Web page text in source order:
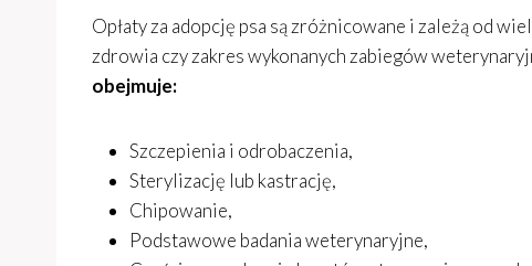
Opłaty za adopcję psa są zróżnicowane i zależą od
zdrowia czy zakres wykonanych zabiegów
obejmuje:
Szczepienia i odrobaczenia,
Sterylizację lub kastrację,
Chipowanie,
Podstawowe badania weterynaryjne,